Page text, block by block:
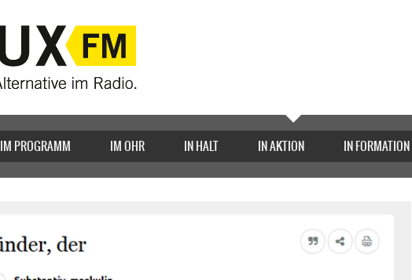
IM PROGRAMM IM OHR IN HALT IN AKTION IN FORMATION